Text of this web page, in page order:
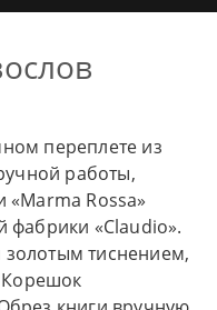
переплете из
работы,
Rossa»
фабрики «Claudio».
тиснением,
Корешок